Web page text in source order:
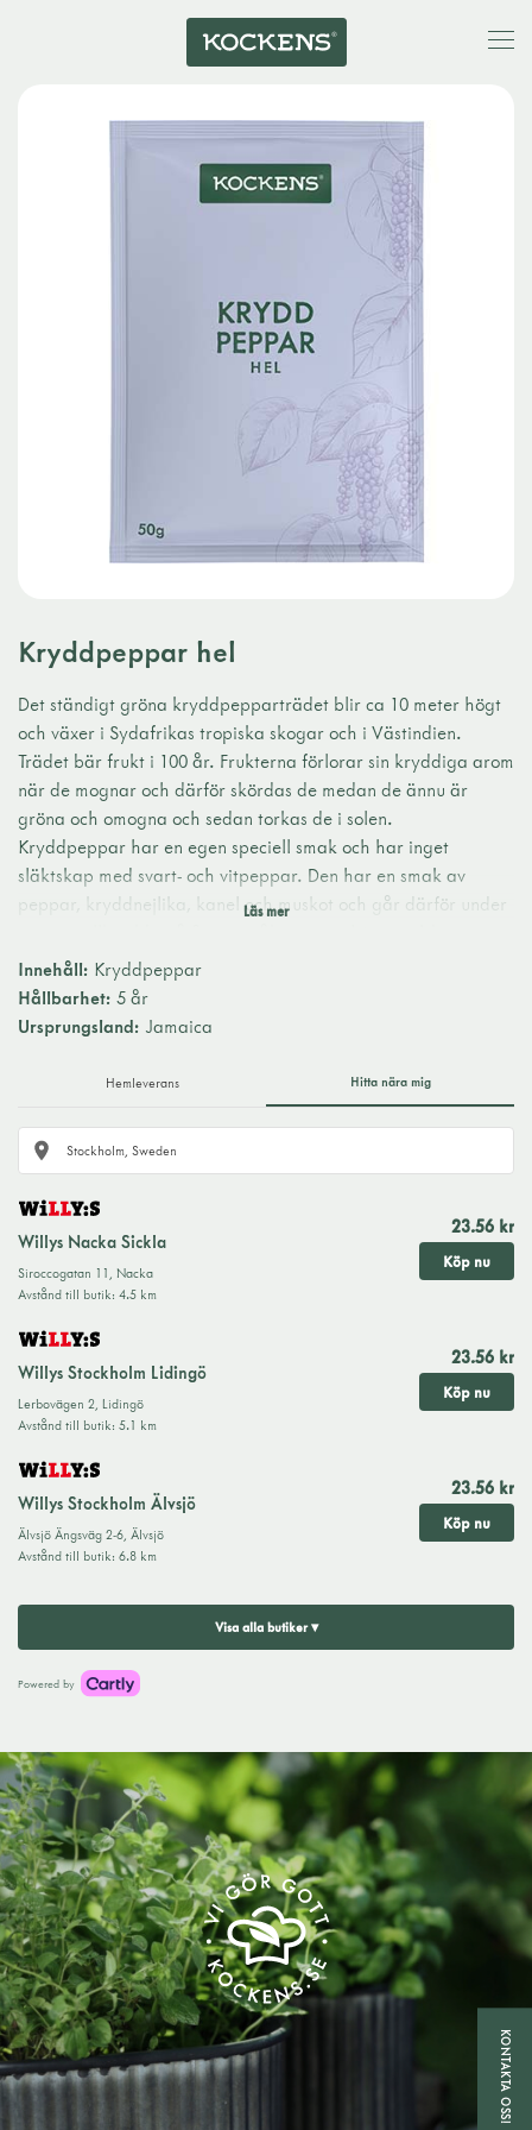
Kryddpeppar hel
Det ständigt gröna kryddpepparträdet blir ca 10 meter högt
och växer i Sydafrikas tropiska skogar och i Västindien.
Trädet bär frukt i 100 år. Frukterna förlorar sin kryddiga arom
när de mognar och därför skördas de medan de ännu är
gröna och omogna och sedan torkas de i solen.
Kryddpeppar har en egen speciell smak och har inget
släktskap med svart- och vitpeppar. Den har en smak av
peppar, kryddnejlika, kanel och muskot och går därför under
”allspice”.
Hel kryddpeppar passar bra i marinader och kalops samt
höjer smaken när du kokar fisk, kött och korv.
Innehåll: Kryddpeppar
Hållbarhet: 5 år
Ursprungsland: Jamaica
Hemleverans Hitta nära mig
Willys Nacka Sickla
Siroccogatan 11 , Nacka
Avstånd till butik: 4.5 km
23.56 kr
Köp nu
Willys Stockholm Lidingö
Lerbovägen 2, Lidingö
Avstånd till butik: 5.1 km
23.56 kr
Köp nu
Willys Stockholm Älvsjö
Älvsjö Ängsväg 2-6, Älvsjö
Avstånd till butik: 6.8 km
23.56 kr
Köp nu
Visa alla butiker ▾
Powered by
KONTAKTA OSS!